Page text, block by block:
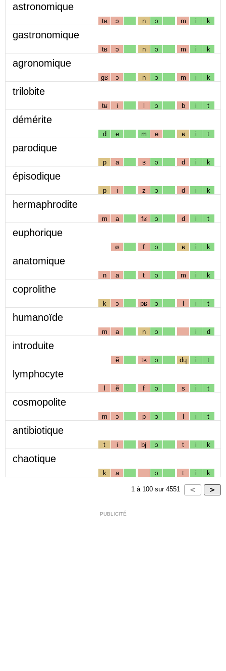
astronomique
tʁ ɔ n ɔ m i k
gastronomique
tʁ ɔ n ɔ m i k
agronomique
gʁ ɔ n ɔ m i k
trilobite
tʁ i l ɔ b i t
démérite
d e m e ʁ i t
parodique
p a ʁ ɔ d i k
épisodique
p i z ɔ d i k
hermaphrodite
m a fʁ ɔ d i t
euphorique
ø f ɔ ʁ i k
anatomique
n a t ɔ m i k
coprolithe
k ɔ pʁ ɔ l i t
humanoïde
m a n ɔ i d
introduite
ẽ tʁ ɔ dɥ i t
lymphocyte
l ẽ f ɔ s i t
cosmopolite
m ɔ p ɔ l i t
antibiotique
t i bj ɔ t i k
chaotique
k a ɔ t i k
1 à 100 sur 4551
PUBLICITÉ